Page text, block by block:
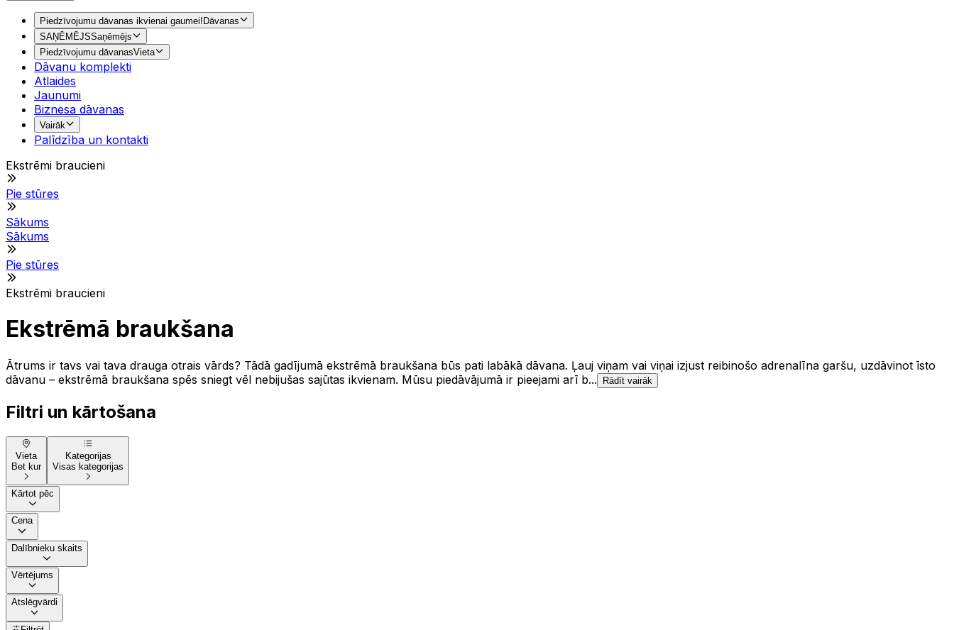
Piedzīvojumu dāvanas ikvienai gaumei!Dāvanas
SAŅĒMĒJSSaņēmējs
Piedzīvojumu dāvanasVieta
Dāvanu komplekti
Atlaides
Jaunumi
Biznesa dāvanas
Vairāk
Palīdzība un kontakti
Ekstrēmi braucieni
Pie stūres
Sākums
Sākums
Pie stūres
Ekstrēmi braucieni
Ekstrēmā braukšana
Ātrums ir tavs vai tava drauga otrais vārds? Tādā gadījumā ekstrēmā braukšana būs pati labākā dāvana. Ļauj viņam vai viņai izjust reibinošo adrenalīna garšu, uzdāvinot īsto
dāvanu – ekstrēmā braukšana spēs sniegt vēl nebijušas sajūtas ikvienam. Mūsu piedāvājumā ir pieejami arī b...
Rādīt vairāk
Filtri un kārtošana
Vieta
Bet kur
Kategorijas
Visas kategorijas
Kārtot pēc
Cena
Dalībnieku skaits
Vērtējums
Atslēgvārdi